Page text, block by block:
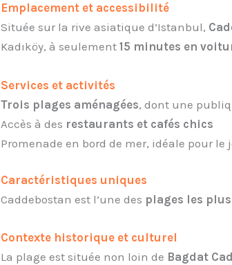
Emplacement et accessibilité
Située sur la rive asiatique d’Istanbul,
Kadıköy, à seulement15 minutes en
Services et activités
Trois plages aménagées, dont une
Accès à des restaurants et cafés chics
Promenade en bord de mer, idéale pour le
Caractéristiques uniques
Caddebostan est l’une des plages les
Contexte historique et culturel
La plage est située non loin de Bagdat